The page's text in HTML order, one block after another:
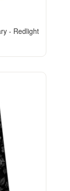
- Redlight